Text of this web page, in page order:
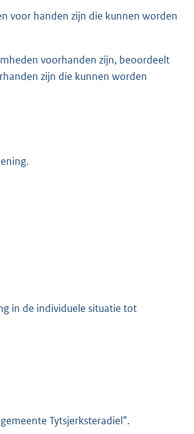
voor handen zijn die kunnen worden
voorhanden zijn, beoordeelt
zijn die kunnen worden
in de individuele situatie tot
Tytsjerksteradiel”.